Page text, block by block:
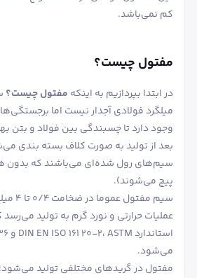
کم نمی‌باشد.
مفتول چیست؟
در ابتدا بپردازیم به اینکه مفتول چیست؟
میلگرد فولادی آجدار نیست اما
وجود دارد تا چسبندگی بین فولاد و بتن
بعد از تولید به صورت کلاف بسته بندی
سیم‌های رول شده‌ای می‌باشند که
پیچ می‌شوند).
سیم
عملیات حرارتی و نورد گرم به تولید
می‌شود.
مفتول در گریدهای مختلفی تولید